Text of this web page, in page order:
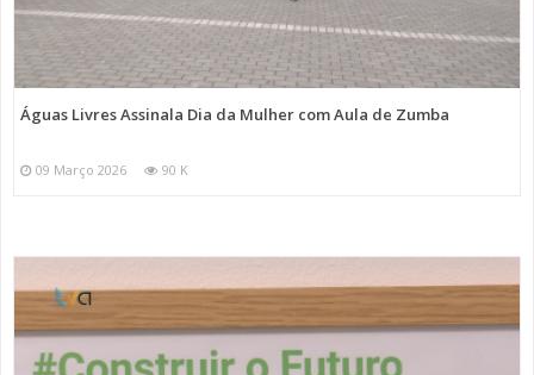
Águas Livres Assinala Dia da Mulher com Aula de Zumba
09 Março 2026 90 K